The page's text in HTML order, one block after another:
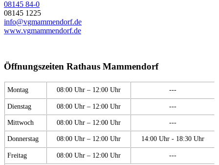
08145 84-0
08145 1225
info@vgmammendorf.de
www.vgmammendorf.de
Öffnungszeiten Rathaus Mammendorf
Montag 08:00 Uhr – 12:00 Uhr ---
Dienstag 08:00 Uhr – 12:00 Uhr ---
Mittwoch 08:00 Uhr – 12:00 Uhr ---
Donnerstag 08:00 Uhr – 12:00 Uhr 14:00 Uhr - 18:30 Uhr
Freitag 08:00 Uhr – 12:00 Uhr ---